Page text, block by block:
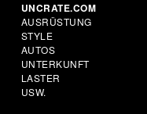
UNCRATE.COM
AUSRÜSTUNG
STYLE
AUTOS
UNTERKUNFT
LASTER
USW.